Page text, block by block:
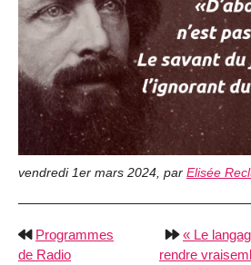
vendredi 1er mars 2024, par Elisée
Programmes
de Radio
Le
rendre